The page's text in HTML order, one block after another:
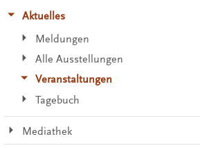
Aktuelles
Meldungen
Alle Ausstellungen
Veranstaltungen
Tagebuch
Mediathek